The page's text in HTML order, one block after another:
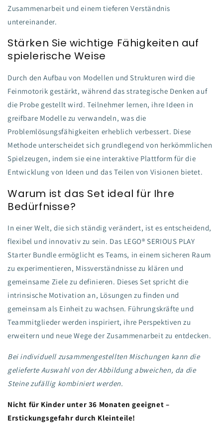
Zusammenarbeit und einem tieferen Verständnis
untereinander.
Stärken Sie wichtige Fähigkeiten auf
spielerische Weise
Durch den Aufbau von Modellen und Strukturen wird die
Feinmotorik gestärkt, während das strategische Denken auf
die Probe gestellt wird. Teilnehmer lernen, ihre Ideen in
greifbare Modelle zu verwandeln, was die
Problemlösungsfähigkeiten erheblich verbessert. Diese
Methode unterscheidet sich grundlegend von herkömmlichen
Spielzeugen, indem sie eine interaktive Plattform für die
Entwicklung von Ideen und das Teilen von Visionen bietet.
Warum ist das Set ideal für Ihre
Bedürfnisse?
In einer Welt, die sich ständig verändert, ist es entscheidend,
flexibel und innovativ zu sein. Das LEGO® SERIOUS PLAY
Starter Bundle ermöglicht es Teams, in einem sicheren Raum
zu experimentieren, Missverständnisse zu klären und
gemeinsame Ziele zu definieren. Dieses Set spricht die
intrinsische Motivation an, Lösungen zu finden und
gemeinsam als Einheit zu wachsen. Führungskräfte und
Teammitglieder werden inspiriert, ihre Perspektiven zu
erweitern und neue Wege der Zusammenarbeit zu entdecken.
Bei individuell zusammengestellten Mischungen kann die
gelieferte Auswahl von der Abbildung abweichen, da die
Steine zufällig kombiniert werden.
Nicht für Kinder unter 36 Monaten geeignet –
Erstickungsgefahr durch Kleinteile!